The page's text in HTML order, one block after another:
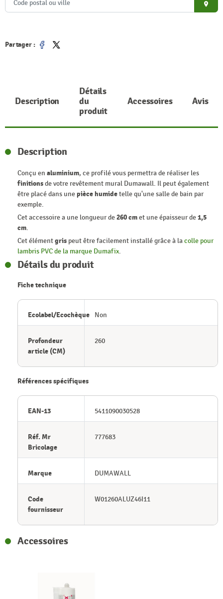
place
Partager :
Partager
Tweet
Description
Détails
du
produit
Accessoires Avis
Description
Conçu en aluminium, ce profilé vous permettra de réaliser les
finitionsde votre revêtement mural Dumawall. Il peut également
être placé dans unepièce humidetelle qu'une salle de bain par
exemple.
Cet accessoire a une longueur de260 cmet une épaisseur de1,5
cm.
Cet élémentgris peut être facilement installé grâce à lacolle pour
lambris PVC de la marque Dumafix.
Détails du produit
Fiche technique
Ecolabel/Ecochèque Non
Profondeur
article (CM)
260
Références spécifiques
EAN-13 5411090030528
Réf. Mr
Bricolage
777683
Marque DUMAWALL
Code
fournisseur
W01260ALUZ46I11
Accessoires